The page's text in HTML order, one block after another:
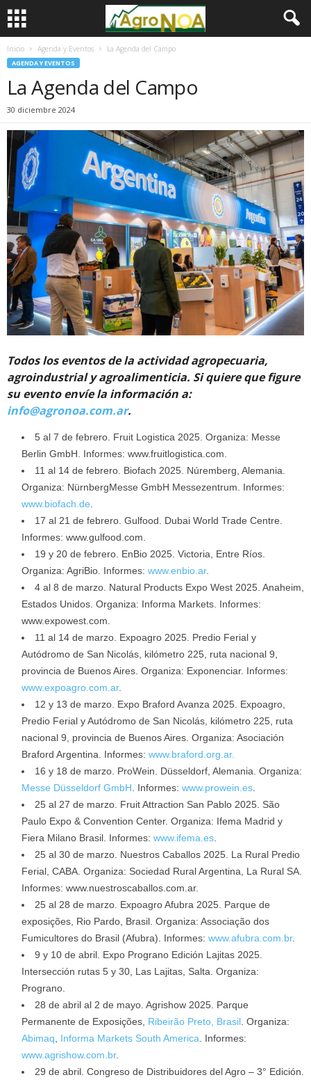
Inicio Agenda y Eventos La Agenda del Campo
AGENDA Y EVENTOS
La Agenda del Campo
30 diciembre 2024
Todos los eventos de la actividad agropecuaria,
agroindustrial y agroalimenticia. Si quiere que figure
su evento envíe la información a:
info@agronoa.com.ar.
5 al 7 de febrero. Fruit Logistica 2025. Organiza: Messe
Berlin GmbH. Informes: www.fruitlogistica.com.
11 al 14 de febrero. Biofach 2025. Núremberg, Alemania.
Organiza: NürnbergMesse GmbH Messezentrum. Informes:
www.biofach.de
17 al 21 de febrero. Gulfood. Dubai World Trade Centre.
Informes: www.gulfood.com.
19 y 20 de febrero. EnBio 2025. Victoria, Entre Ríos.
Organiza: AgriBio. Informes: www.enbio.ar.
4 al 8 de marzo. Natural Products Expo West 2025. Anaheim,
Estados Unidos. Organiza: Informa Markets. Informes:
www.expowest.com.
11 al 14 de marzo. Expoagro 2025. Predio Ferial y
Autódromo de San Nicolás, kilómetro 225, ruta nacional 9,
provincia de Buenos Aires. Organiza: Exponenciar. Informes:
www.expoagro.com.ar.
12 y 13 de marzo. Expo Braford Avanza 2025. Expoagro,
Predio Ferial y Autódromo de San Nicolás, kilómetro 225, ruta
nacional 9, provincia de Buenos Aires. Organiza: Asociación
Braford Argentina. Informes: www.braford.org.ar.
16 y 18 de marzo. ProWein. Düsseldorf, Alemania. Organiza:
Messe Düsseldorf GmbH . Informes: www.prowein.es
25 al 27 de marzo. Fruit Attraction San Pablo 2025. São
Paulo Expo & Convention Center. Organiza: Ifema Madrid y
Fiera Milano Brasil. Informes: www.ifema.es
25 al 30 de marzo. Nuestros Caballos 2025. La Rural Predio
Ferial, CABA. Organiza: Sociedad Rural Argentina, La Rural SA.
Informes: www.nuestroscaballos.com.ar.
25 al 28 de marzo. Expoagro Afubra 2025. Parque de
exposições, Rio Pardo, Brasil. Organiza: Associação dos
Fumicultores do Brasil (Afubra). Informes: www.afubra.com.br.
9 y 10 de abril. Expo Prograno Edición Lajitas 2025.
Intersección rutas 5 y 30, Las Lajitas, Salta. Organiza:
Prograno.
28 de abril al 2 de mayo. Agrishow 2025. Parque
Permanente de Exposições, Ribeirão Preto, Brasil . Organiza:
Abimaq
Informa Markets South America . Informes:
www.agrishow.com.br.
29 de abril. Congreso de Distribuidores del Agro – 3° Edición.